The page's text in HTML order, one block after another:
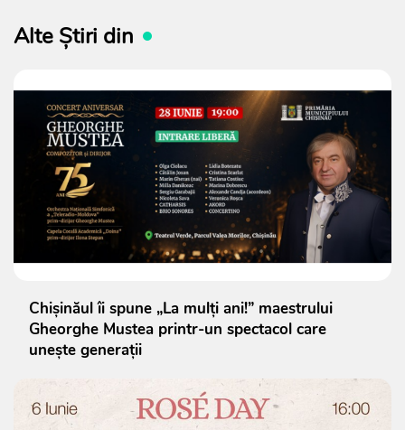
Alte Știri din
Chișinăul îi spune „La mulți ani!” maestrului
Gheorghe Mustea printr-un spectacol care
unește generații